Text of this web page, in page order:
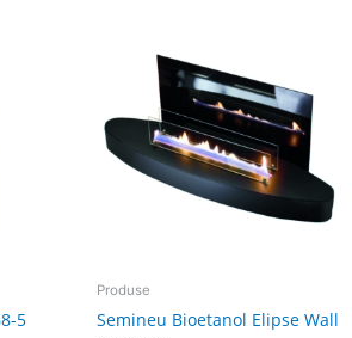
5
Produse
Semineu Bioetanol Elipse Wall